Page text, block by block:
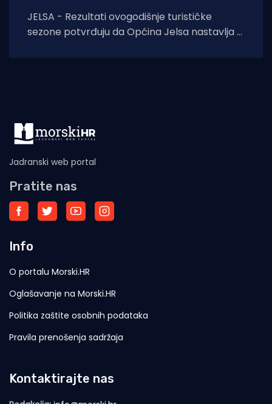
JELSA - Rezultati ovogodišnje turističke
sezone potvrđuju da Općina Jelsa nastavlja u
Jadranski web portal
Pratite nas
Info
O portalu Morski.HR
Oglašavanje na Morski.HR
Politika zaštite osobnih podataka
Pravila prenošenja sadržaja
Kontaktirajte nas